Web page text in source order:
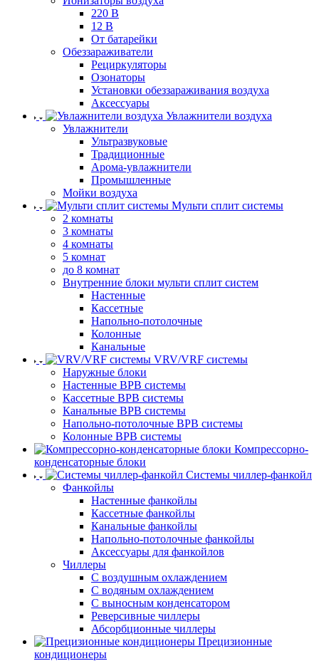
220 В
12 В
От батарейки
Обеззараживатели
Рециркуляторы
Озонаторы
Установки обеззараживания воздуха
Аксессуары
Увлажнители воздуха
Увлажнители
Ультразвуковые
Традиционные
Арома-увлажнители
Промышленные
Мойки воздуха
Мульти сплит системы
2 комнаты
3 комнаты
4 комнаты
5 комнат
до 8 комнат
Внутренние блоки мульти сплит систем
Настенные
Кассетные
Напольно-потолочные
Колонные
Канальные
VRV/VRF системы
Наружные блоки
Настенные ВРВ системы
Кассетные ВРВ системы
Канальные ВРВ системы
Напольно-потолочные ВРВ системы
Колонные ВРВ системы
Компрессорно-
конденсаторные блоки
Системы чиллер-фанкойл
Фанкойлы
Настенные фанкойлы
Кассетные фанкойлы
Канальные фанкойлы
Напольно-потолочные фанкойлы
Аксессуары для фанкойлов
Чиллеры
С воздушным охлаждением
С водяным охлаждением
С выносным конденсатором
Реверсивные чиллеры
Абсорбционные чиллеры
Прецизионные
кондиционеры